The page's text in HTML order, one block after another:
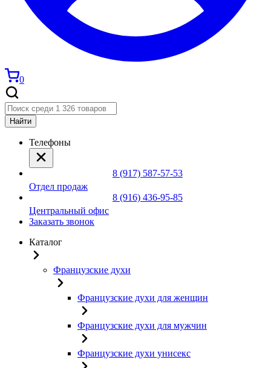
0
Найти
Телефоны
8 (917) 587-57-53
Отдел продаж
8 (916) 436-95-85
Центральный офис
Заказать звонок
Каталог
Французские духи
Французские духи для женщин
Французские духи для мужчин
Французские духи унисекс